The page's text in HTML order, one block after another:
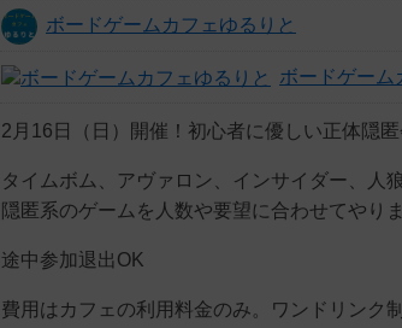
ボードゲームカフェゆるりと
ボードゲーム
2月16日（日）開催！初心者に優しい正体隠匿
タイムボム、アヴァロン、インサイダー、人
隠匿系のゲームを人数や要望に合わせてやりま
途中参加退出OK
費用はカフェの利用料金のみ。ワンドリンク